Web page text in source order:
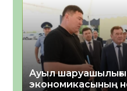
Ауыл шаруашылығы
экономикасының